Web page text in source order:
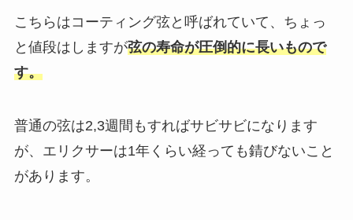
こちらはコーティング弦と呼ばれていて、ちょっ
と値段はしますが弦の寿命が圧倒的に長いもので
す。
普通の弦は2,3週間もすればサビサビになります
が、エリクサーは1年くらい経っても錆びないこと
があります。